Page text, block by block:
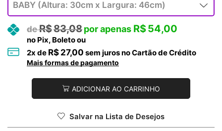
R$83,08 R$54,00
no Pix, Boleto ou
2x de R$ 27,00 sem juros no Cartão de Crédito
Mais formas de pagamento
ADICIONAR AO CARRINHO
Salvar na Lista de Desejos